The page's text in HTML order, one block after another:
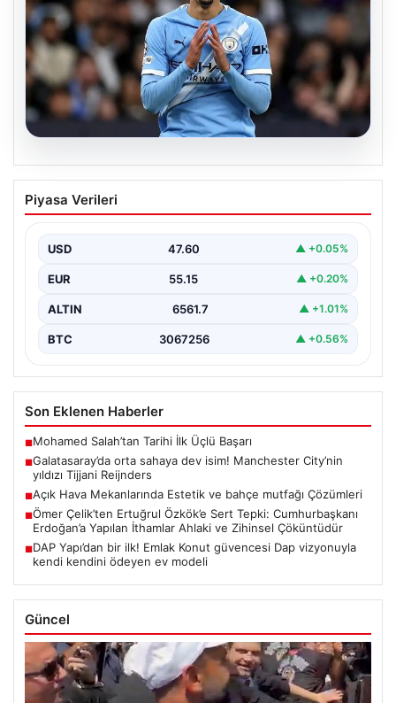
Galatasaray’da orta sahaya dev isim!
Manchester City’nin yıldızı Tijjani
Piyasa Verileri
USD 47.60 ▲ +0.05%
EUR 55.15 ▲ +0.20%
ALTIN 6561.7 ▲ +1.01%
BTC 3067256 ▲ +0.56%
Son Eklenen Haberler
■Mohamed Salah’tan Tarihi İlk Üçlü Başarı
■Galatasaray’da orta sahaya dev isim! Manchester City’nin
yıldızı Tijjani Reijnders
■Açık Hava Mekanlarında Estetik ve bahçe mutfağı Çözümleri
■Ömer Çelik’ten Ertuğrul Özkök’e Sert Tepki: Cumhurbaşkanı
Erdoğan’a Yapılan İthamlar Ahlaki ve Zihinsel Çöküntüdür
■DAP Yapı’dan bir ilk! Emlak Konut güvencesi Dap vizyonuyla
kendi kendini ödeyen ev modeli
Güncel